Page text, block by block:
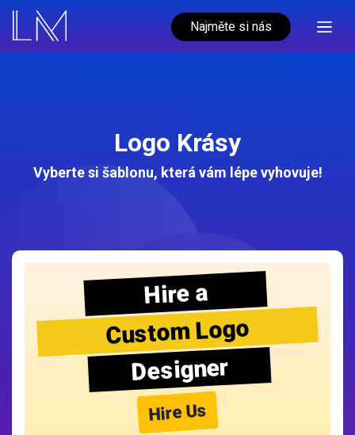
Najměte si nás
Logo Krásy
Vyberte si šablonu, která vám lépe vyhovuje!
Hire a
Custom Logo
Designer
Hire Us